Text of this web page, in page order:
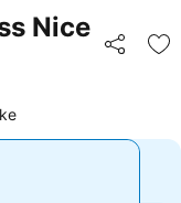
Nice
Del